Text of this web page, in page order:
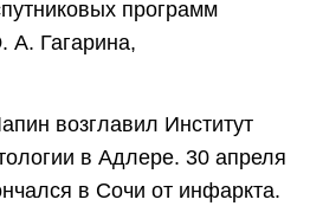
программ
А. Гагарина,
возглавил Институт
в Адлере. 30 апреля
в Сочи от инфаркта.